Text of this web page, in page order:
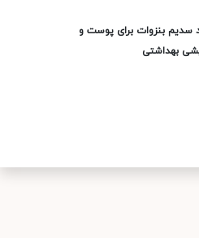
بنزوات برای پوست و
بهداشتی